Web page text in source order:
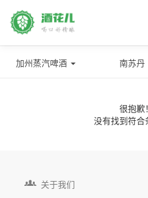
加州蒸汽啤酒 南苏丹
很抱歉！
没有找到符合
 关于我们